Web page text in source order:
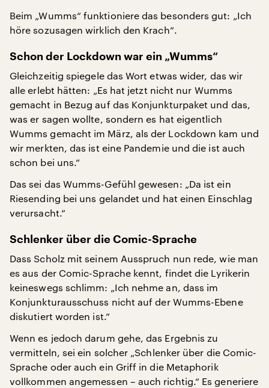
Beim „Wumms“ funktioniere das besonders gut: „Ich
höre sozusagen wirklich den Krach“.
Schon der Lockdown war ein „Wumms“
Gleichzeitig spiegele das Wort etwas wider, das wir
alle erlebt hätten: „Es hat jetzt nicht nur Wumms
gemacht in Bezug auf das Konjunkturpaket und das,
was er sagen wollte, sondern es hat eigentlich
Wumms gemacht im März, als der Lockdown kam und
wir merkten, das ist eine Pandemie und die ist auch
schon bei uns.“
Das sei das Wumms-Gefühl gewesen: „Da ist ein
Riesending bei uns gelandet und hat einen Einschlag
verursacht.“
Schlenker über die Comic-Sprache
Dass Scholz mit seinem Ausspruch nun rede, wie man
es aus der Comic-Sprache kennt, findet die Lyrikerin
keineswegs schlimm: „Ich nehme an, dass im
Konjunkturausschuss nicht auf der Wumms-Ebene
diskutiert worden ist.“
Wenn es jedoch darum gehe, das Ergebnis zu
vermitteln, sei ein solcher „Schlenker über die Comic-
Sprache oder auch ein Griff in die Metaphorik
vollkommen angemessen – auch richtig.“ Es generiere